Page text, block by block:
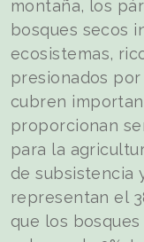
montaña, los
bosques secos
ecosistemas,
presionados
cubren
proporcionan
para la
de subsistencia
representan el
que los